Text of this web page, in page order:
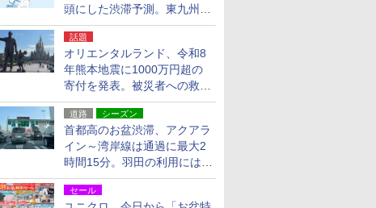
頭にした渋滞予測。東九州道
への迂回は料金調整を実施
話題
オリエンタルランド、令和8
年熊本地震に1000万円超の
寄付を発表。被災者への救援
活動・復旧支援
道路 シーズン
首都高のお盆渋滞、アクアラ
イン～湾岸線は通過に最大2
時間15分。羽田の利用には
「空港西出口」の利用検討を
セール